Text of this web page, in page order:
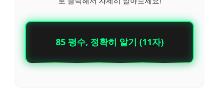
85 평수, 정확히 알기 (11자)